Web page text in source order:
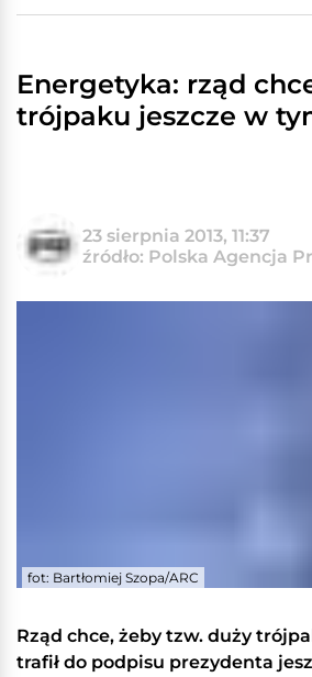
Energetyka: rząd
trójpaku jeszcze w
23 sierpnia 2013, 11:37
źródło: Polska Agencja
fot: Bartłomiej Szopa/ARC
Rząd chce, żeby tzw. duży
trafił do podpisu prezydenta